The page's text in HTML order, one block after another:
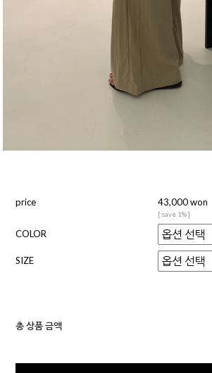
price 43,000 won
[ save 1% ]
COLOR
SIZE
총 상품 금액